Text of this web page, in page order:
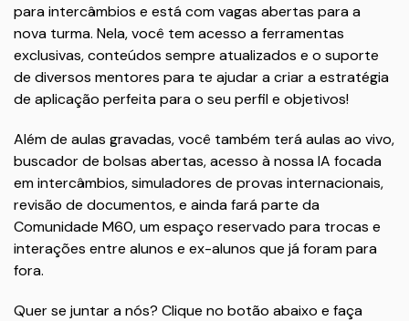
para intercâmbios e está com vagas abertas para a
nova turma. Nela, você tem acesso a ferramentas
exclusivas, conteúdos sempre atualizados e o suporte
de diversos mentores para te ajudar a criar a estratégia
de aplicação perfeita para o seu perfil e objetivos!
Além de aulas gravadas, você também terá aulas ao vivo,
buscador de bolsas abertas, acesso à nossa IA focada
em intercâmbios, simuladores de provas internacionais,
revisão de documentos, e ainda fará parte da
Comunidade M60, um espaço reservado para trocas e
interações entre alunos e ex-alunos que já foram para
fora.
Quer se juntar a nós? Clique no botão abaixo e faça